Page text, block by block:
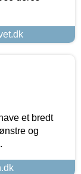
et bredt
og